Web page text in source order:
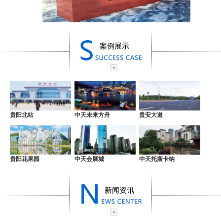
案例展示
贵阳北站 中天未来方舟 贵安大道
贵阳花果园 中天会展城 中天托斯卡纳
新闻资讯